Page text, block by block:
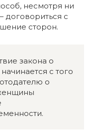
несмотря ни
договориться с
сторон.
закона о
с того
о